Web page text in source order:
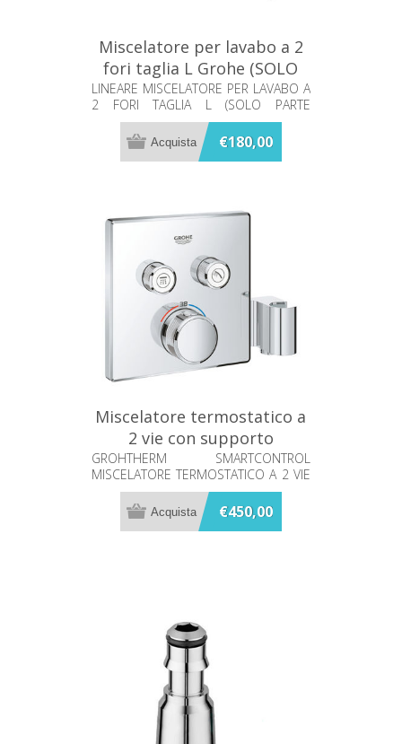
Miscelatore per lavabo a 2
fori taglia L Grohe (SOLO
PARTE ESTERNA) 23444001
LINEARE MISCELATORE PER LAVABO A
2 FORI TAGLIA L (SOLO PARTE
ESTERNA)
€180,00
Miscelatore termostatico a
2 vie con supporto
manopola doccia Grohe
29125000
GROHTHERM SMARTCONTROL
MISCELATORE TERMOSTATICO A 2 VIE
CON SUPPORTO MANOPOLA DOCCIA
INTEGRATO
€450,00